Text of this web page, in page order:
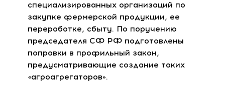
специализированных организаций по
закупке фермерской продукции, ее
переработке, сбыту. По поручению
председателя СФ РФ подготовлены
поправки в профильный закон,
предусматривающие создание таких
«агроагрегаторов».